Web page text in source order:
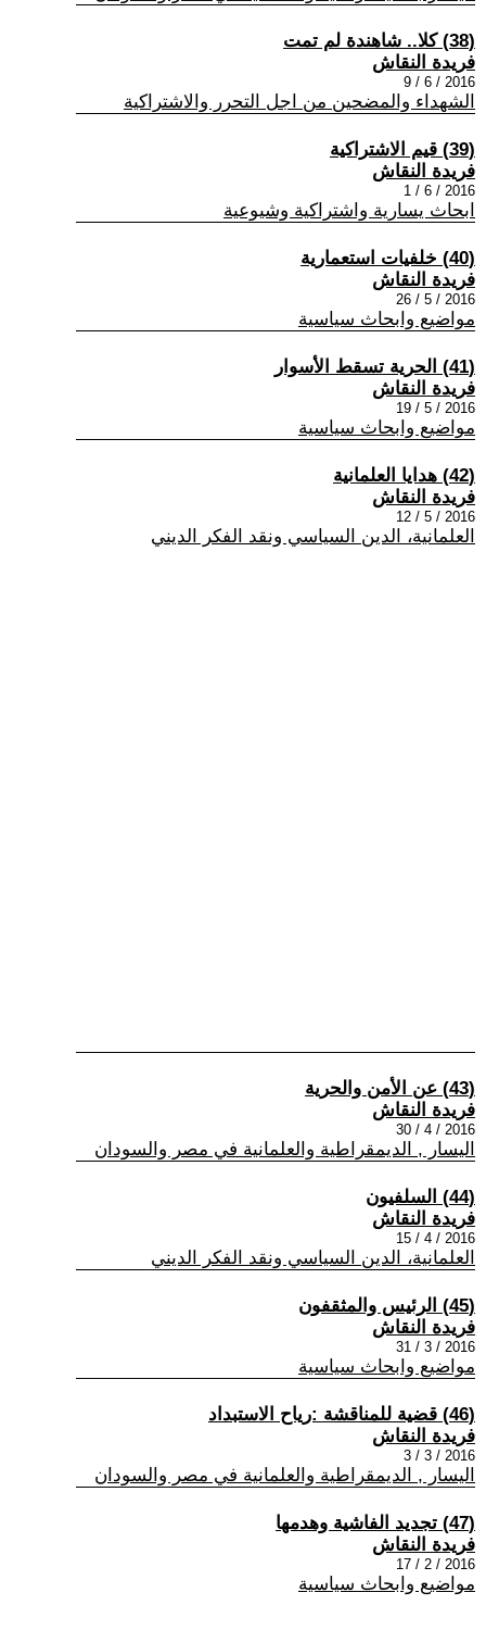
(38) كلا.. شاهندة لم تمت
فريدة النقاش
2016 / 6 / 9
الشهداء والمضحين من اجل التحرر والاشتراكية
(39) قيم الاشتراكية
فريدة النقاش
2016 / 6 / 1
ابحاث يسارية واشتراكية وشيوعية
(40) خلفيات استعمارية
فريدة النقاش
2016 / 5 / 26
مواضيع وابحاث سياسية
(41) الحرية تسقط الأسوار
فريدة النقاش
2016 / 5 / 19
مواضيع وابحاث سياسية
(42) هدايا العلمانية
فريدة النقاش
2016 / 5 / 12
العلمانية، الدين السياسي ونقد الفكر الديني
(43) عن الأمن والحرية
فريدة النقاش
2016 / 4 / 30
اليسار , الديمقراطية والعلمانية في مصر والسودان
(44) السلفيون
فريدة النقاش
2016 / 4 / 15
العلمانية، الدين السياسي ونقد الفكر الديني
(45) الرئيس والمثقفون
فريدة النقاش
2016 / 3 / 31
مواضيع وابحاث سياسية
(46) قضية للمناقشة :رياح الاستبداد
فريدة النقاش
2016 / 3 / 3
اليسار , الديمقراطية والعلمانية في مصر والسودان
(47) تجديد الفاشية وهدمها
فريدة النقاش
2016 / 2 / 17
مواضيع وابحاث سياسية